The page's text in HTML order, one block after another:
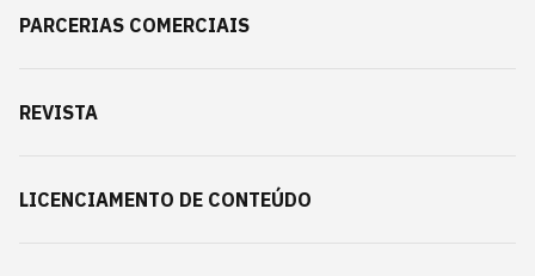
PARCERIAS COMERCIAIS
REVISTA
LICENCIAMENTO DE CONTEÚDO